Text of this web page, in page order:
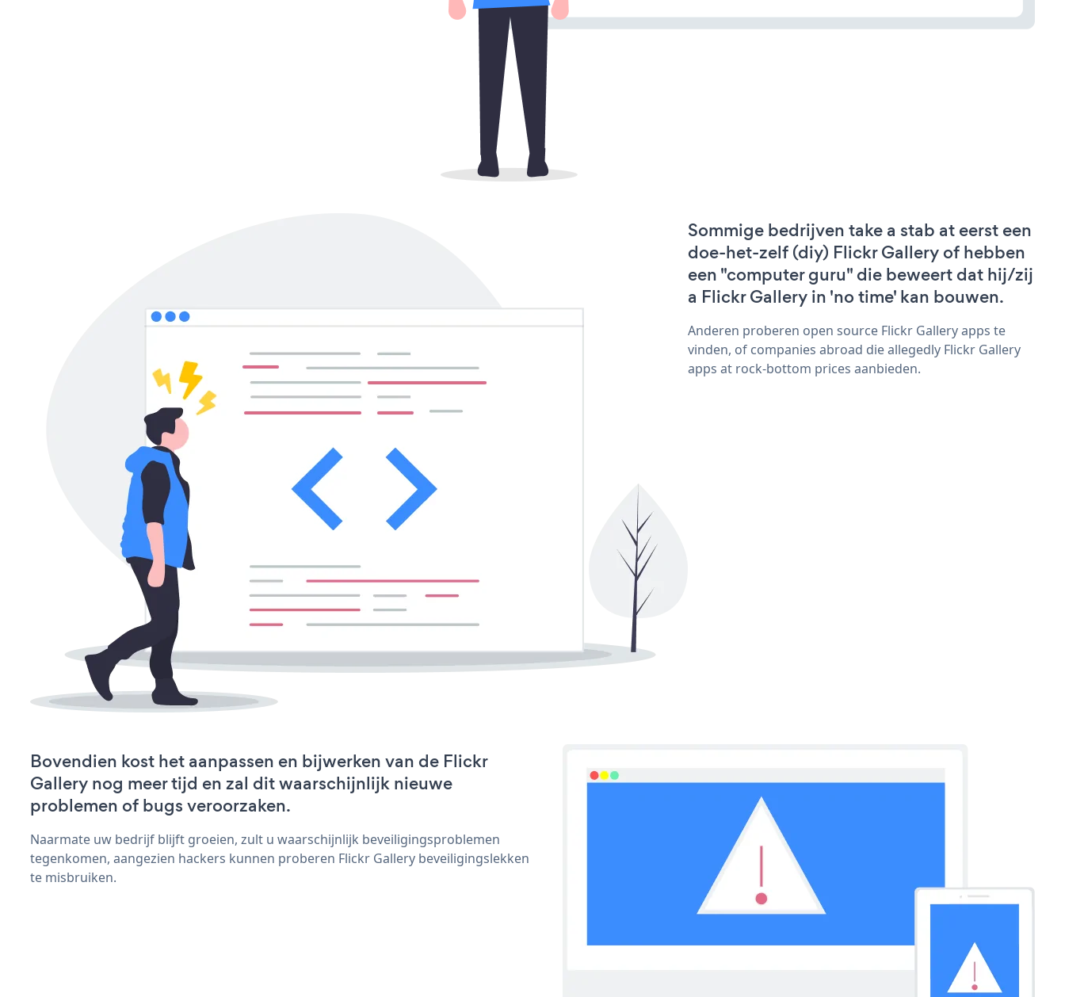
Sommige bedrijven take a stab at eerst een
doe-het-zelf (diy) Flickr Gallery of hebben
een "computer guru" die beweert dat hij/zij
a Flickr Gallery in 'no time' kan bouwen.
Anderen proberen open source Flickr Gallery apps te
vinden, of companies abroad die allegedly Flickr Gallery
apps at rock-bottom prices aanbieden.
Bovendien kost het aanpassen en bijwerken van de Flickr
Gallery nog meer tijd en zal dit waarschijnlijk nieuwe
problemen of bugs veroorzaken.
Naarmate uw bedrijf blijft groeien, zult u waarschijnlijk beveiligingsproblemen
tegenkomen, aangezien hackers kunnen proberen Flickr Gallery beveiligingslekken
te misbruiken.